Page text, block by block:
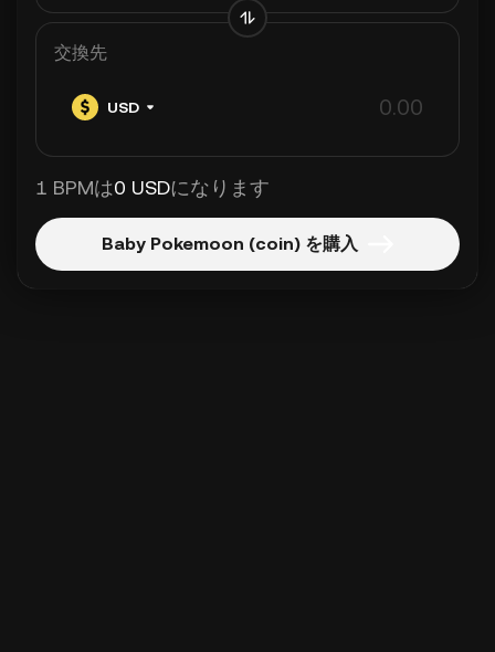
交換先
USD
1 BPMは0 USDになります
Baby Pokemoon (coin) を購入